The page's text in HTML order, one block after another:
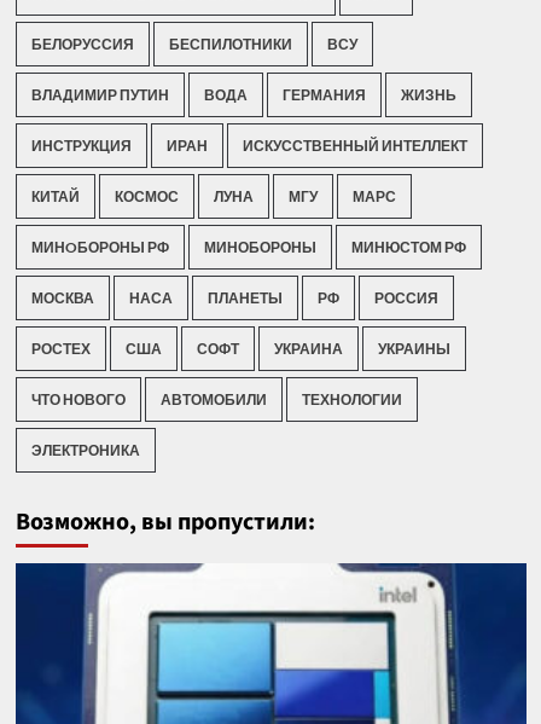
БЕЛОРУССИЯ БЕСПИЛОТНИКИ ВСУ
ВЛАДИМИР ПУТИН ВОДА ГЕРМАНИЯ ЖИЗНЬ
ИНСТРУКЦИЯ ИРАН ИСКУССТВЕННЫЙ ИНТЕЛЛЕКТ
КИТАЙ КОСМОС ЛУНА МГУ МАРС
МИНOБОРОНЫ РФ МИНОБОРОНЫ МИНЮСТОМ РФ
МОСКВА НАСА ПЛАНЕТЫ РФ РОССИЯ
РОСТЕХ США СОФТ УКРАИНА УКРАИНЫ
ЧТО НОВОГО АВТОМОБИЛИ ТЕХНОЛОГИИ
ЭЛЕКТРОНИКА
Возможно, вы пропустили: